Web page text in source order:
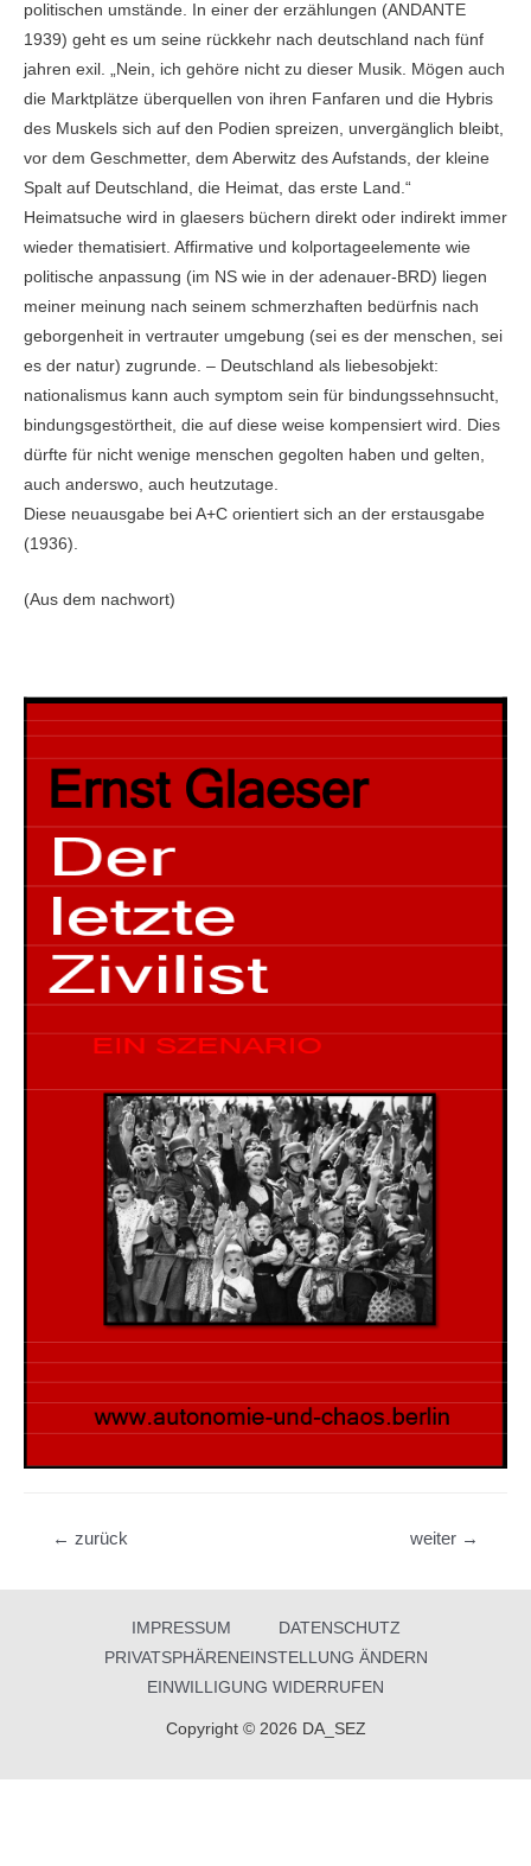
politischen umstände. In einer der erzählungen (ANDANTE
1939) geht es um seine rückkehr nach deutschland nach fünf
jahren exil. „Nein, ich gehöre nicht zu dieser Musik. Mögen auch
die Marktplätze überquellen von ihren Fanfaren und die Hybris
des Muskels sich auf den Podien spreizen, unvergänglich bleibt,
vor dem Geschmetter, dem Aberwitz des Aufstands, der kleine
Spalt auf Deutschland, die Heimat, das erste Land.“
Heimatsuche wird in glaesers büchern direkt oder indirekt immer
wieder thematisiert. Affirmative und kolportageelemente wie
politische anpassung (im NS wie in der adenauer-BRD) liegen
meiner meinung nach seinem schmerzhaften bedürfnis nach
geborgenheit in vertrauter umgebung (sei es der menschen, sei
es der natur) zugrunde. – Deutschland als liebesobjekt:
nationalismus kann auch symptom sein für bindungssehnsucht,
bindungsgestörtheit, die auf diese weise kompensiert wird. Dies
dürfte für nicht wenige menschen gegolten haben und gelten,
auch anderswo, auch heutzutage.
Diese neuausgabe bei A+C orientiert sich an der erstausgabe
(1936).
(Aus dem nachwort)
Beitragsnavigation
← zurück weiter →
IMPRESSUM
DATENSCHUTZ
PRIVATSPHÄRENEINSTELLUNG ÄNDERN
EINWILLIGUNG WIDERRUFEN
Copyright © 2026 DA_SEZ